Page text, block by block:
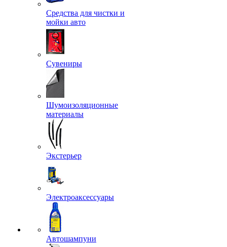
Средства для чистки и
мойки авто
Сувениры
Шумоизоляционные
материалы
Экстерьер
Электроаксессуары
Автошампуни